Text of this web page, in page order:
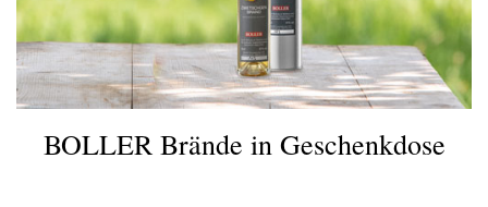
BOLLER Brände in Geschenkdose